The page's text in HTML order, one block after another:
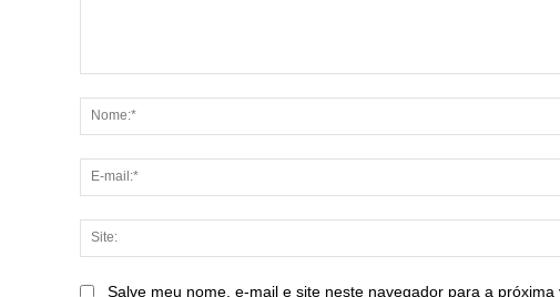
Salve meu nome, e-mail e site neste navegador para a próxima